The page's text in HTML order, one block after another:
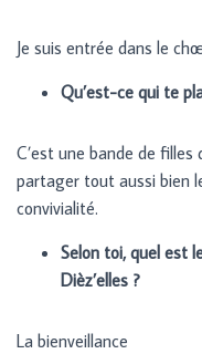
Je suis entrée dans le
Qu’est-ce qui te
C’est une bande de
partager tout aussi bien
convivialité.
Selon toi, quel est
Dièz’elles ?
La bienveillance